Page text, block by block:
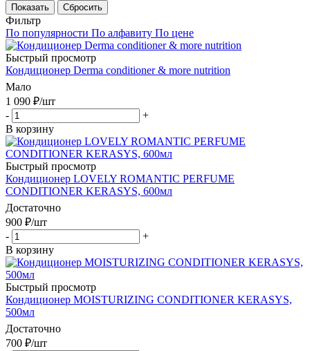
Показать Сбросить
Фильтр
По популярности По алфавиту По цене
Быстрый просмотр
Кондиционер Derma conditioner & more nutrition
Мало
1 090 ₽/шт
-
+
В корзину
Быстрый просмотр
Кондиционер LOVELY ROMANTIC PERFUME
CONDITIONER KERASYS, 600мл
Достаточно
900 ₽/шт
-
+
В корзину
Быстрый просмотр
Кондиционер MOISTURIZING CONDITIONER KERASYS,
500мл
Достаточно
700 ₽/шт